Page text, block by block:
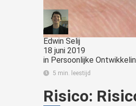
Edwin Selij
18 juni 2019
in Persoonlijke
5 min. leestijd
Risico: